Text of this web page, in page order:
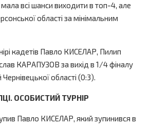
всі шанси виходити в топ-4, але
області за мінімальним
кадетів Павло КИСЕЛАР, Пилип
КАРАПУЗОВ за вихід в 1/4 фіналу
Чернівецької області (0:3).
ОСОБИСТИЙ ТУРНІР
Павло КИСЕЛАР, який зупинився в